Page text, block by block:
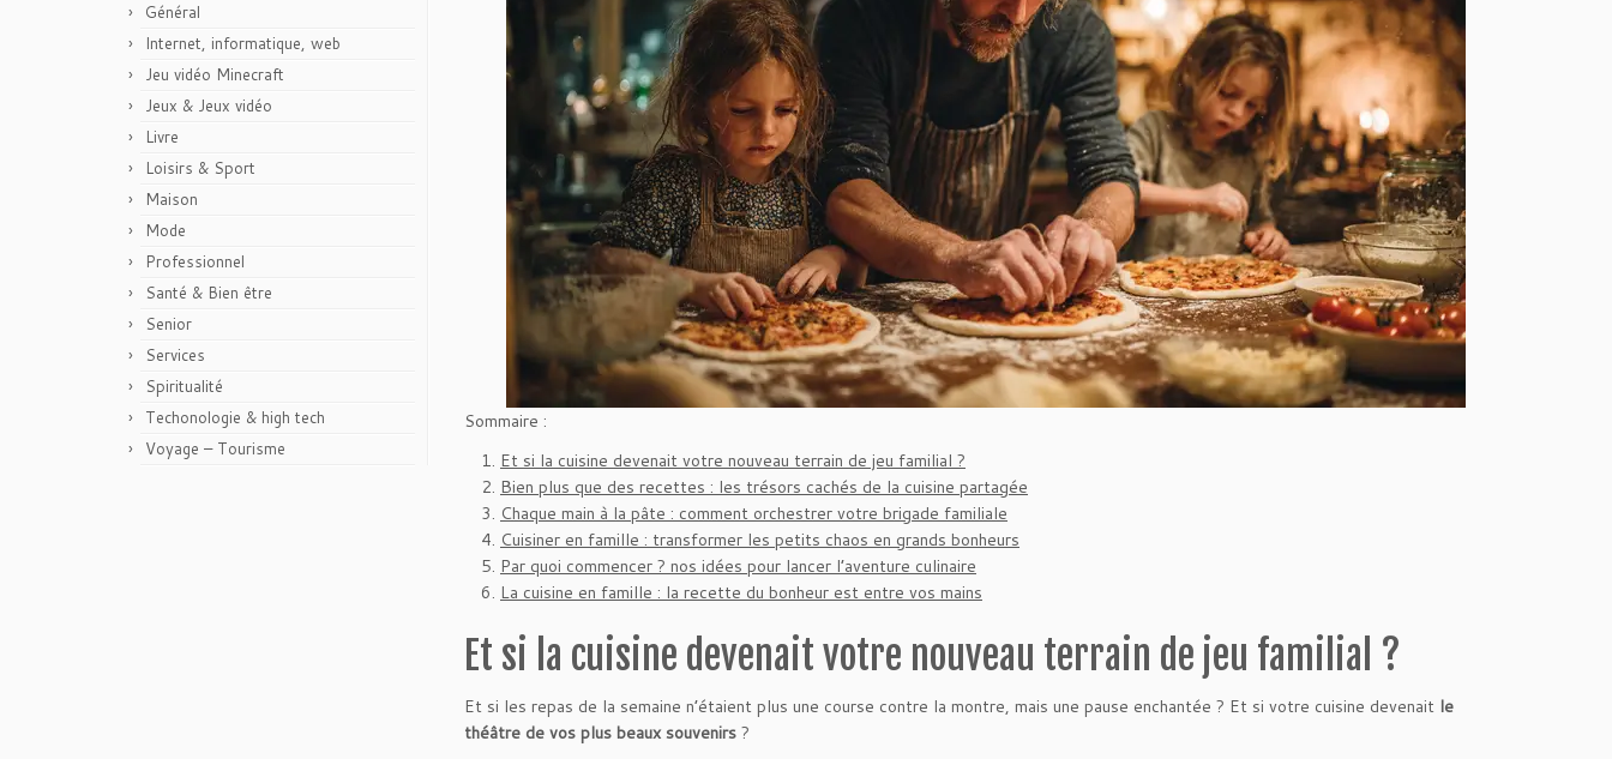
Général
Internet, informatique, web
Jeu vidéo Minecraft
Jeux & Jeux vidéo
Livre
Loisirs & Sport
Maison
Mode
Professionnel
Santé & Bien être
Senior
Services
Spiritualité
Techonologie & high tech
Voyage – Tourisme
Sommaire :
Et si la cuisine devenait votre nouveau terrain de jeu familial ?
Bien plus que des recettes : les trésors cachés de la cuisine partagée
Chaque main à la pâte : comment orchestrer votre brigade familiale
Cuisiner en famille : transformer les petits chaos en grands bonheurs
Par quoi commencer ? nos idées pour lancer l’aventure culinaire
La cuisine en famille : la recette du bonheur est entre vos mains
Et si la cuisine devenait votre nouveau terrain de jeu familial ?
Et si les repas de la semaine n’étaient plus une course contre la montre, mais une pause enchantée ? Et si votre cuisine devenait le
théâtre de vos plus beaux souvenirs ?